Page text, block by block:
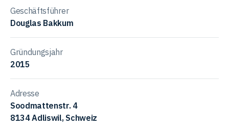
Geschäftsführer
Douglas Bakkum
Gründungsjahr
2015
Adresse
Soodmattenstr. 4
8134 Adliswil, Schweiz